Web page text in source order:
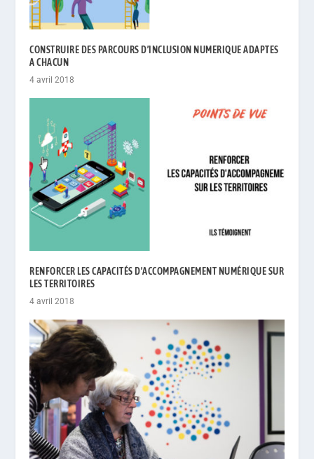
CONSTRUIRE DES PARCOURS D’INCLUSION NUMERIQUE ADAPTES
A CHACUN
4 avril 2018
RENFORCER LES CAPACITÉS D’ACCOMPAGNEMENT NUMÉRIQUE SUR
LES TERRITOIRES
4 avril 2018